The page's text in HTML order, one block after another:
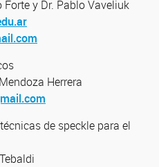
Forte y Dr. Pablo Vaveliuk
Herrera
de speckle para el